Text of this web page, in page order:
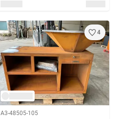
4
A3-48505-105